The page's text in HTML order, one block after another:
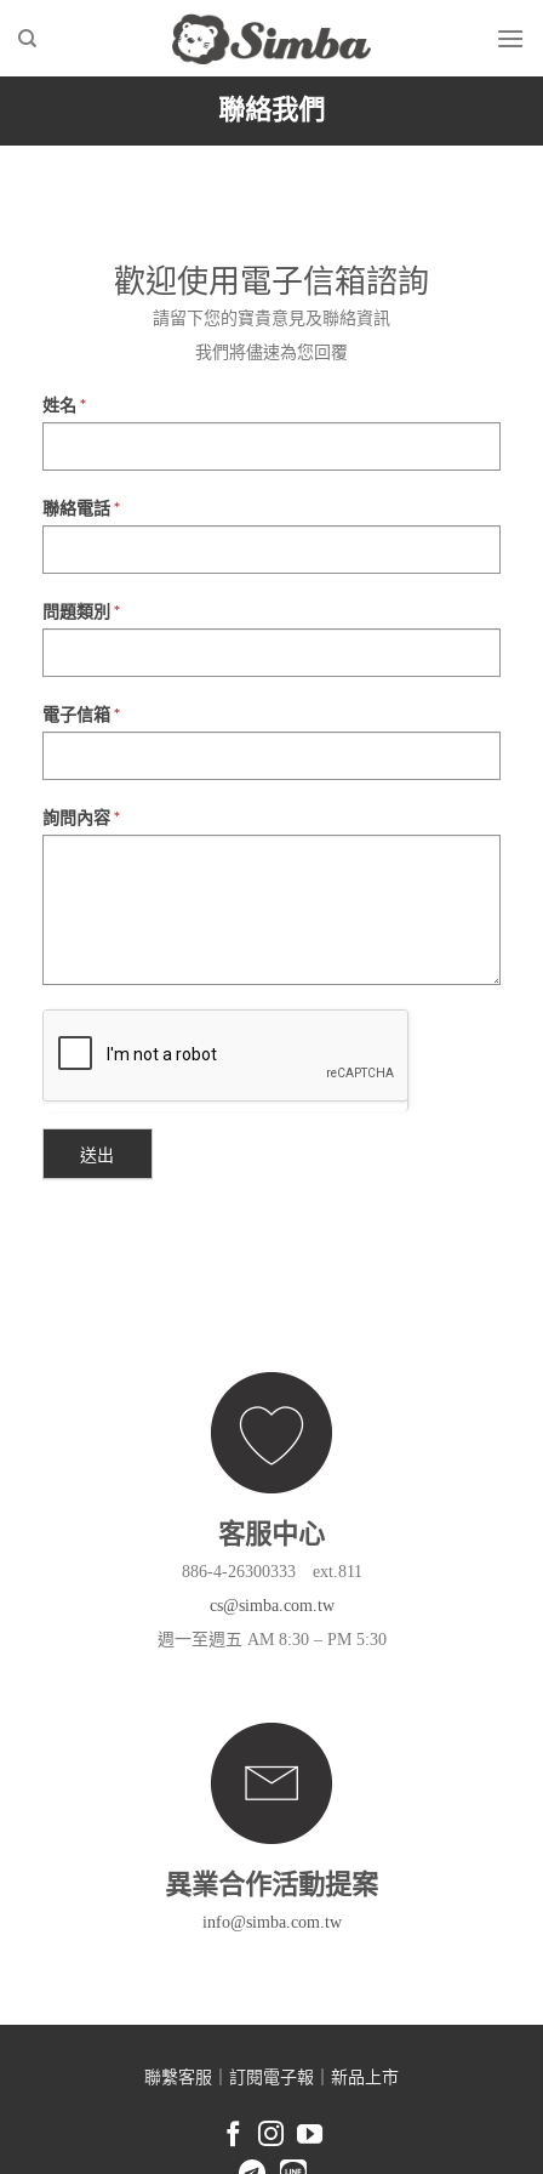
content
聯絡我們
歡迎使用電子信箱諮詢
請留下您的寶貴意見及聯絡資訊
我們將儘速為您回覆
SUPPORT
If
leave
field
blank.
姓名 *
聯絡電話*
問題類別 *
電子信箱*
詢問內容*
送出
客服中心
886-4-26300333 ext.811
cs@simba.com.tw
週一至週五 AM 8:30 – PM 5:30
異業合作活動提案
info@simba.com.tw
聯繫客服 訂閱電子報 新品上市